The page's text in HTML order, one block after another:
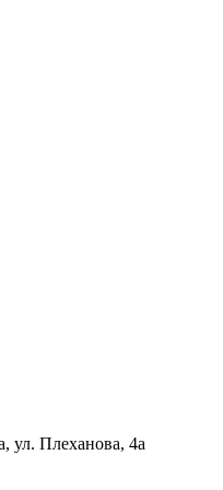
ул. Плеханова, 4а